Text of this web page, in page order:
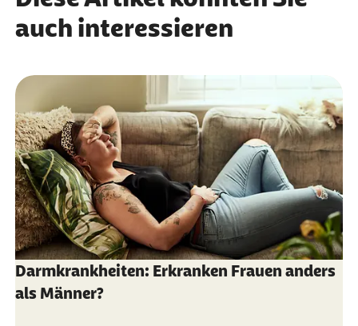
auch interessieren
Darmkrankheiten: Erkranken Frauen anders
als Männer?